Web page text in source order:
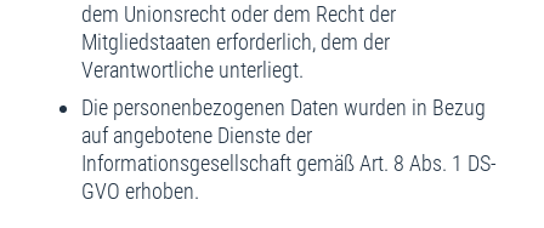
dem Unionsrecht oder dem Recht der
Mitgliedstaaten erforderlich, dem der
Verantwortliche unterliegt.
Die personenbezogenen Daten wurden in Bezug
auf angebotene Dienste der
Informationsgesellschaft gemäß Art. 8 Abs. 1 DS-
GVO erhoben.